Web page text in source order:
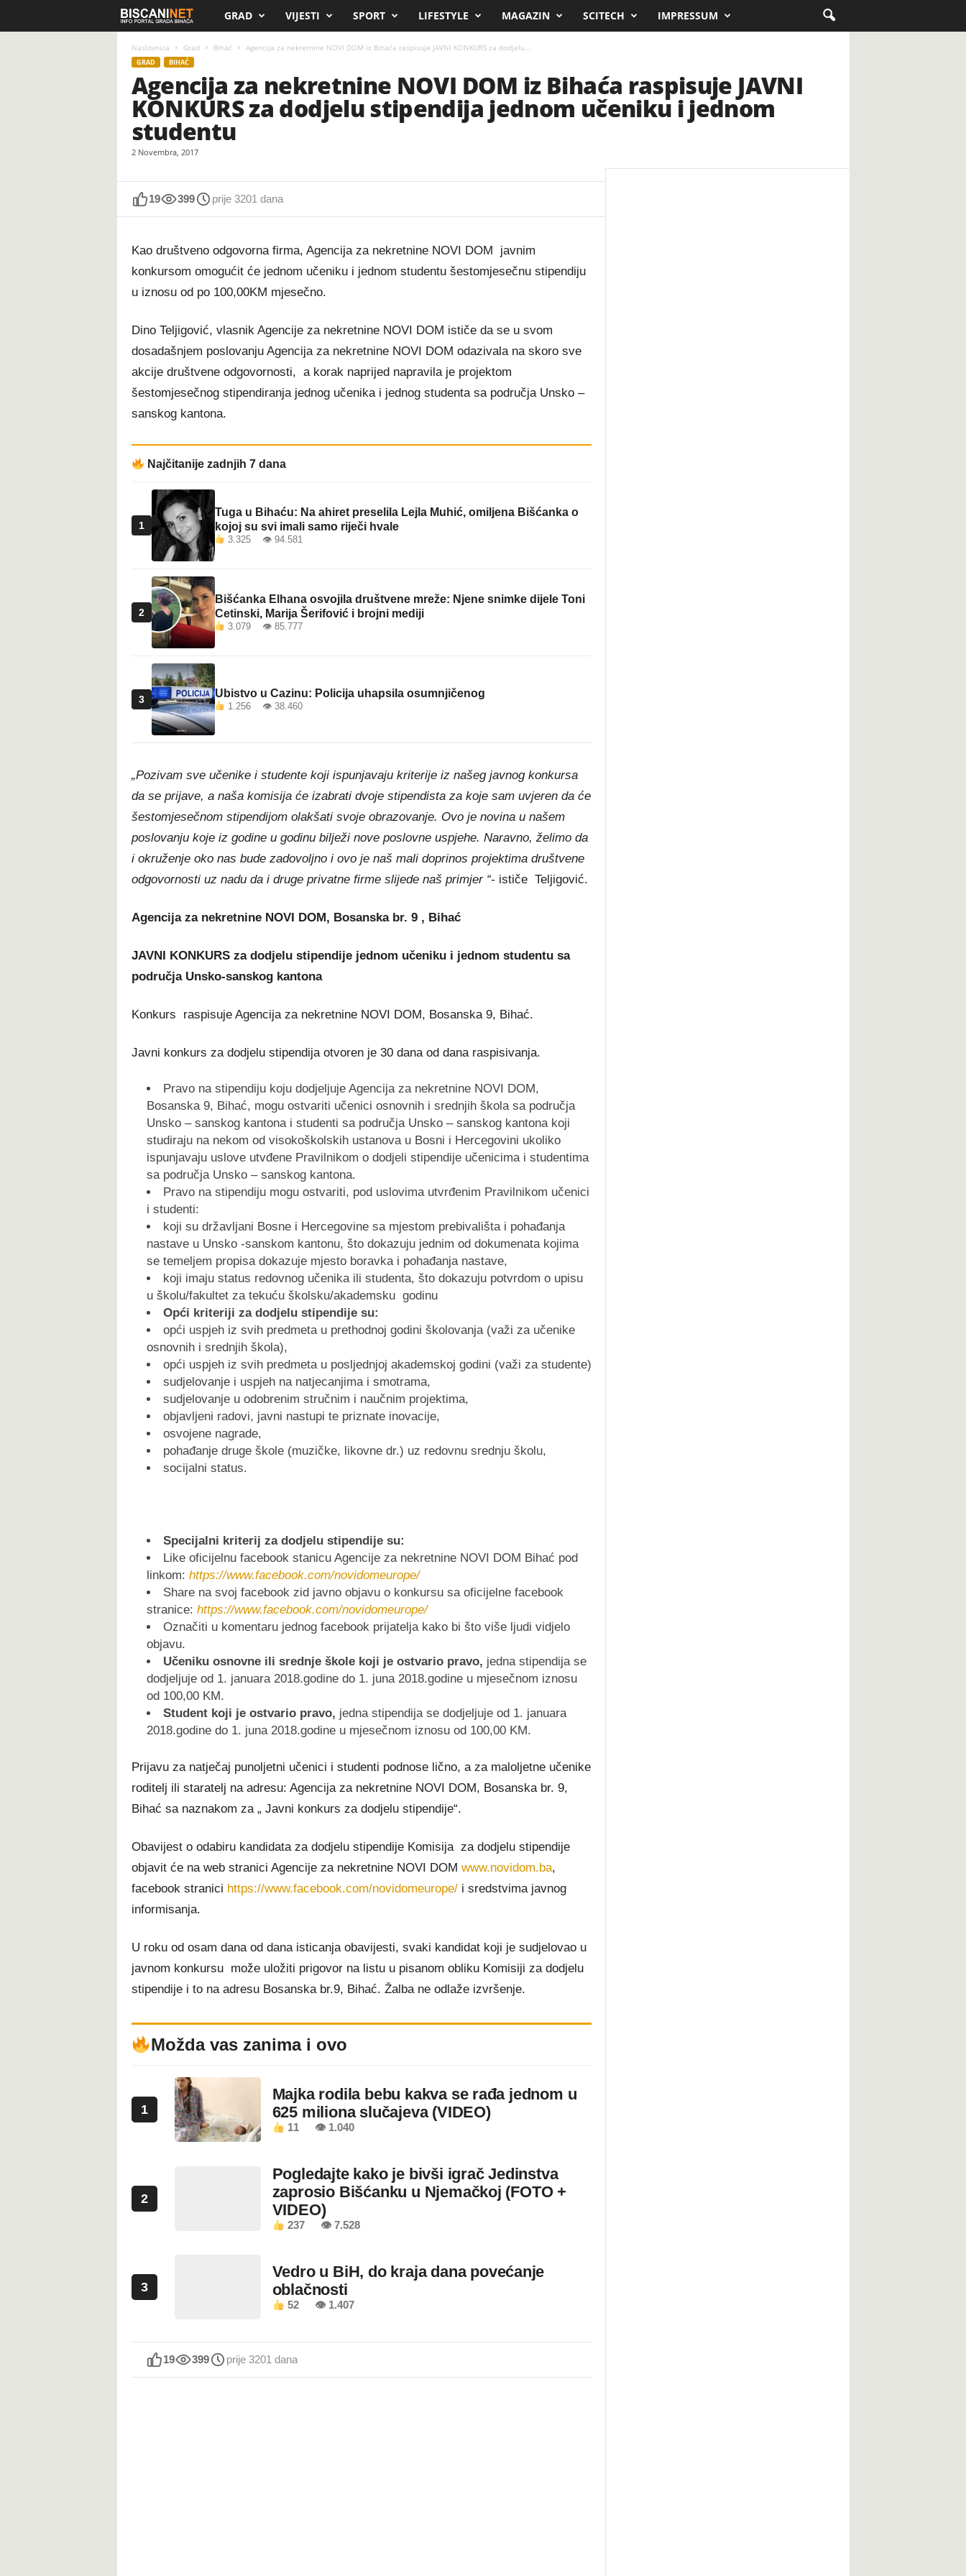
i
s
c
a
i
n
e
GRAD VIJESTI SPORT LIFESTYLE MAGAZIN SCITECH IMPRESSUM
Naslovnica Grad Bihać Agencija za nekretnine NOVI DOM iz Bihaća raspisuje JAVNI KONKURS za dodjelu...
GRAD BIHAĆ
Agencija za nekretnine NOVI DOM iz Bihaća raspisuje JAVNI
KONKURS za dodjelu stipendija jednom učeniku i jednom
studentu
2 Novembra, 2017
19 399 prije 3201 dana
Kao društveno odgovorna firma, Agencija za nekretnine NOVI DOM javnim
konkursom omogućit će jednom učeniku i jednom studentu šestomjesečnu stipendiju
u iznosu od po 100,00KM mjesečno.
Dino Teljigović, vlasnik Agencije za nekretnine NOVI DOM ističe da se u svom
dosadašnjem poslovanju Agencija za nekretnine NOVI DOM odazivala na skoro sve
akcije društvene odgovornosti, a korak naprijed napravila je projektom
šestomjesečnog stipendiranja jednog učenika i jednog studenta sa područja Unsko –
sanskog kantona.
Najčitanije zadnjih 7 dana
1
Tuga u Bihaću: Na ahiret preselila Lejla Muhić, omiljena Bišćanka o
kojoj su svi imali samo riječi hvale
3.325 👁 94.581
2
Bišćanka Elhana osvojila društvene mreže: Njene snimke dijele Toni
Cetinski, Marija Šerifović i brojni mediji
3.079 👁 85.777
3 Ubistvo u Cazinu: Policija uhapsila osumnjičenog
1.256 👁 38.460
„Pozivam sve učenike i studente koji ispunjavaju kriterije iz našeg javnog konkursa
da se prijave, a naša komisija će izabrati dvoje stipendista za koje sam uvjeren da će
šestomjesečnom stipendijom olakšati svoje obrazovanje. Ovo je novina u našem
poslovanju koje iz godine u godinu bilježi nove poslovne uspjehe. Naravno, želimo da
i okruženje oko nas bude zadovoljno i ovo je naš mali doprinos projektima društvene
odgovornosti uz nadu da i druge privatne firme slijede naš primjer “-ističe Teljigović.
Agencija za nekretnine NOVI DOM, Bosanska br. 9 , Bihać
JAVNI KONKURS za dodjelu stipendije jednom učeniku i jednom studentu sa
područja Unsko-sanskog kantona
Konkurs raspisuje Agencija za nekretnine NOVI DOM, Bosanska 9, Bihać.
Javni konkurs za dodjelu stipendija otvoren je 30 dana od dana raspisivanja.
Pravo na stipendiju koju dodjeljuje Agencija za nekretnine NOVI DOM,
Bosanska 9, Bihać, mogu ostvariti učenici osnovnih i srednjih škola sa područja
Unsko – sanskog kantona i studenti sa područja Unsko – sanskog kantona koji
studiraju na nekom od visokoškolskih ustanova u Bosni i Hercegovini ukoliko
ispunjavaju uslove utvđene Pravilnikom o dodjeli stipendije učenicima i studentima
sa područja Unsko – sanskog kantona.
Pravo na stipendiju mogu ostvariti, pod uslovima utvrđenim Pravilnikom učenici
i studenti:
koji su državljani Bosne i Hercegovine sa mjestom prebivališta i pohađanja
nastave u Unsko -sanskom kantonu, što dokazuju jednim od dokumenata kojima
se temeljem propisa dokazuje mjesto boravka i pohađanja nastave,
koji imaju status redovnog učenika ili studenta, što dokazuju potvrdom o upisu
u školu/fakultet za tekuću školsku/akademsku godinu
Opći kriteriji za dodjelu stipendije su:
opći uspjeh iz svih predmeta u prethodnoj godini školovanja (važi za učenike
osnovnih i srednjih škola),
opći uspjeh iz svih predmeta u posljednjoj akademskoj godini (važi za studente)
sudjelovanje i uspjeh na natjecanjima i smotrama,
sudjelovanje u odobrenim stručnim i naučnim projektima,
objavljeni radovi, javni nastupi te priznate inovacije,
osvojene nagrade,
pohađanje druge škole (muzičke, likovne dr.) uz redovnu srednju školu,
socijalni status.
Specijalni kriterij za dodjelu stipendije su:
Like oficijelnu facebook stanicu Agencije za nekretnine NOVI DOM Bihać pod
linkom: https://www.facebook.com/novidomeurope/
Share na svoj facebook zid javno objavu o konkursu sa oficijelne facebook
stranice: https://www.facebook.com/novidomeurope/
Označiti u komentaru jednog facebook prijatelja kako bi što više ljudi vidjelo
objavu.
Učeniku osnovne ili srednje škole koji je ostvario pravo, jedna stipendija se
dodjeljuje od 1. januara 2018.godine do 1. juna 2018.godine u mjesečnom iznosu
od 100,00 KM.
Student koji je ostvario pravo, jedna stipendija se dodjeljuje od 1. januara
2018.godine do 1. juna 2018.godine u mjesečnom iznosu od 100,00 KM.
Prijavu za natječaj punoljetni učenici i studenti podnose lično, a za maloljetne učenike
roditelj ili staratelj na adresu: Agencija za nekretnine NOVI DOM, Bosanska br. 9,
Bihać sa naznakom za „ Javni konkurs za dodjelu stipendije“.
Obavijest o odabiru kandidata za dodjelu stipendije Komisija za dodjelu stipendije
objavit će na web stranici Agencije za nekretnine NOVI DOM www.novidom.ba,
facebook stranici https://www.facebook.com/novidomeurope/i sredstvima javnog
informisanja.
U roku od osam dana od dana isticanja obavijesti, svaki kandidat koji je sudjelovao u
javnom konkursu može uložiti prigovor na listu u pisanom obliku Komisiji za dodjelu
stipendije i to na adresu Bosanska br.9, Bihać. Žalba ne odlaže izvršenje.
Možda vas zanima i ovo
1
Majka rodila bebu kakva se rađa jednom u
625 miliona slučajeva (VIDEO)
11 👁 1.040
2
Pogledajte kako je bivši igrač Jedinstva
zaprosio Bišćanku u Njemačkoj (FOTO +
VIDEO)
237 👁 7.528
3
Vedro u BiH, do kraja dana povećanje
oblačnosti
52 👁 1.407
19 399 prije 3201 dana